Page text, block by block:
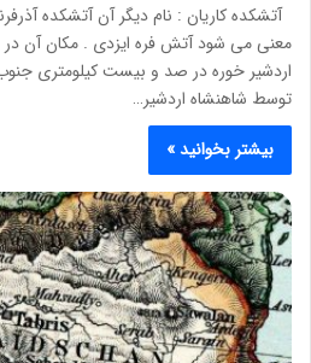
آتشکده کاریان : نام دیگر آن آتشکده
معنی می شود آتش فره ایزدی . مکان آن در
اردشیر خوره در صد و بیست کیلومتری
توسط شاهنشاه اردشیر…
بیشتر بخوانید »